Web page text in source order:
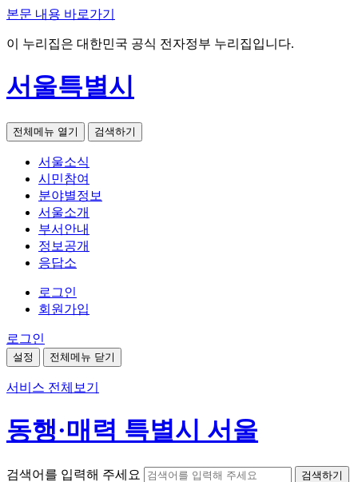
본문 내용 바로가기
이 누리집은 대한민국 공식 전자정부 누리집입니다.
서울특별시
전체메뉴 열기 검색하기
서울소식
시민참여
분야별정보
서울소개
부서안내
정보공개
응답소
로그인
회원가입
로그인
설정 전체메뉴 닫기
서비스 전체보기
동행·매력 특별시 서울
검색어를 입력해 주세요 검색하기